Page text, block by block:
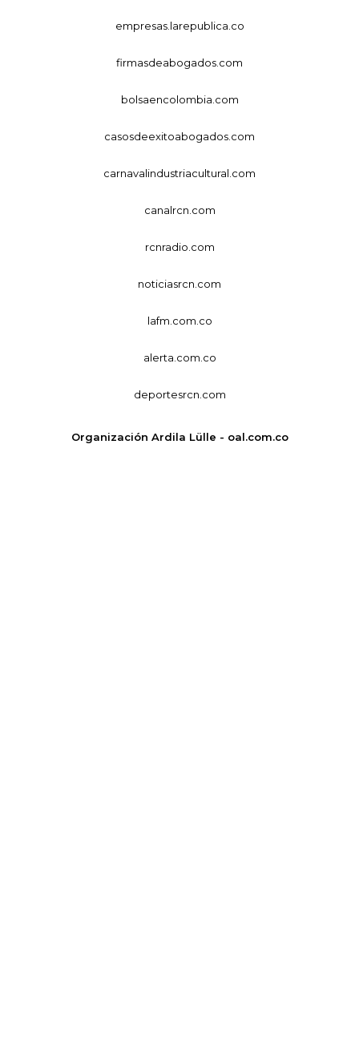
empresas.larepublica.co
firmasdeabogados.com
bolsaencolombia.com
casosdeexitoabogados.com
carnavalindustriacultural.com
canalrcn.com
rcnradio.com
noticiasrcn.com
lafm.com.co
alerta.com.co
deportesrcn.com
Organización Ardila Lülle - oal.com.co